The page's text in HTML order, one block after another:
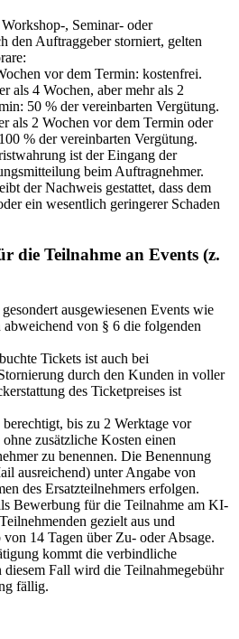
, Seminar- oder
den Auftraggeber storniert, gelten
vor dem Termin: kostenfrei.
als 4 Wochen, aber mehr als 2
50 % der vereinbarten Vergütung.
als 2 Wochen vor dem Termin oder
% der vereinbarten Vergütung.
ist der Eingang der
beim Auftragnehmer.
der Nachweis gestattet, dass dem
ein wesentlich geringerer Schaden
die Teilnahme an Events (z.
ausgewiesenen Events wie
von § 6 die folgenden
Tickets ist auch bei
durch den Kunden in voller
des Ticketpreises ist
bis zu 2 Werktage vor
zusätzliche Kosten einen
zu benennen. Die Benennung
ausreichend) unter Angabe von
des Ersatzteilnehmers erfolgen.
Bewerbung für die Teilnahme am KI-
gezielt aus und
14 Tagen über Zu- oder Absage.
kommt die verbindliche
diesem Fall wird die Teilnahmegebühr
fällig.